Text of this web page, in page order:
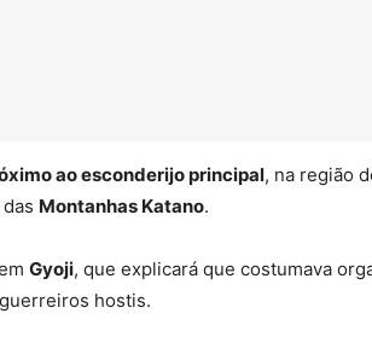
ao esconderijo principal, na região
Montanhas Katano.
Gyoji, que explicará que costumava
hostis.